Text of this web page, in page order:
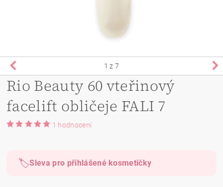
1 z 7
Rio Beauty 60 vteřinový
facelift obličeje FALI 7
1 hodnocení
🏷️Sleva pro přihlášené kosmetičky